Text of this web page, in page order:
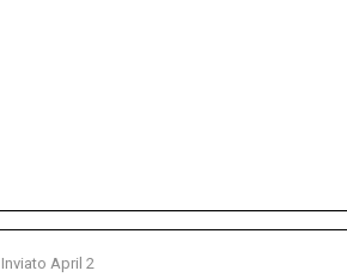
Inviato April 2